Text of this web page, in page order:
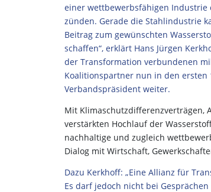
einer wettbewerbsfähigen
zünden. Gerade die Stahlindustrie
Beitrag zum gewünschten
schaffen“, erklärt Hans Jürgen
der Transformation verbundenen
Koalitionspartner nun in den ersten
Verbandspräsident weiter.
Mit Klimaschutzdifferenzverträgen,
verstärkten Hochlauf der
nachhaltige und zugleich
Dialog mit Wirtschaft,
Dazu Kerkhoff: „Eine Allianz für
Es darf jedoch nicht bei